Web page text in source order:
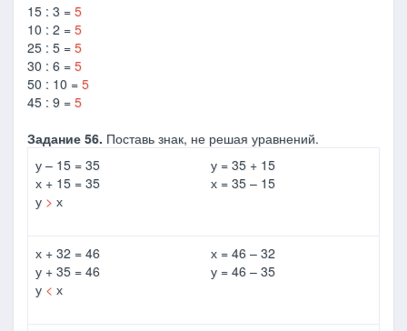
15 : 3 = 5
10 : 2 = 5
25 : 5 = 5
30 : 6 = 5
50 : 10 = 5
45 : 9 = 5
Задание 56. Поставь знак, не решая уравнений.
у – 15 = 35
х + 15 = 35
у > х
у = 35 + 15
х = 35 – 15
х + 32 = 46
у + 35 = 46
у < х
х = 46 – 32
у = 46 – 35